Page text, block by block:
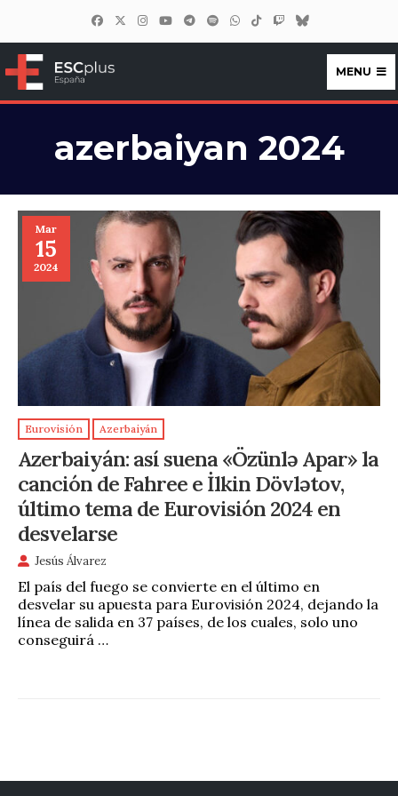
ESCplus España
MENU
azerbaiyan 2024
Mar
15
2024
Eurovisión Azerbaiyán
Azerbaiyán: así suena «Özünlə Apar» la
canción de Fahree e İlkin Dövlətov,
último tema de Eurovisión 2024 en
desvelarse
Jesús Álvarez
El país del fuego se convierte en el último en
desvelar su apuesta para Eurovisión 2024, dejando la
línea de salida en 37 países, de los cuales, solo uno
conseguirá …